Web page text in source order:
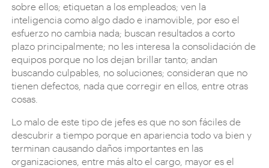
sobre ellos; etiquetan a los empleados; ven la
inteligencia como algo dado e inamovible, por eso el
esfuerzo no cambia nada; buscan resultados a corto
plazo principalmente; no les interesa la consolidación de
equipos porque no los dejan brillar tanto; andan
buscando culpables, no soluciones; consideran que no
tienen defectos, nada que corregir en ellos, entre otras
cosas.
Lo malo de este tipo de jefes es que no son fáciles de
descubrir a tiempo porque en apariencia todo va bien y
terminan causando daños importantes en las
organizaciones, entre más alto el cargo, mayor es el